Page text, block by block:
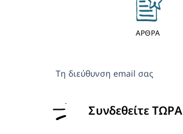
ΑΡΘΡΑ
Τη διεύθυνση email σας
Συνδεθείτε ΤΩΡΑ